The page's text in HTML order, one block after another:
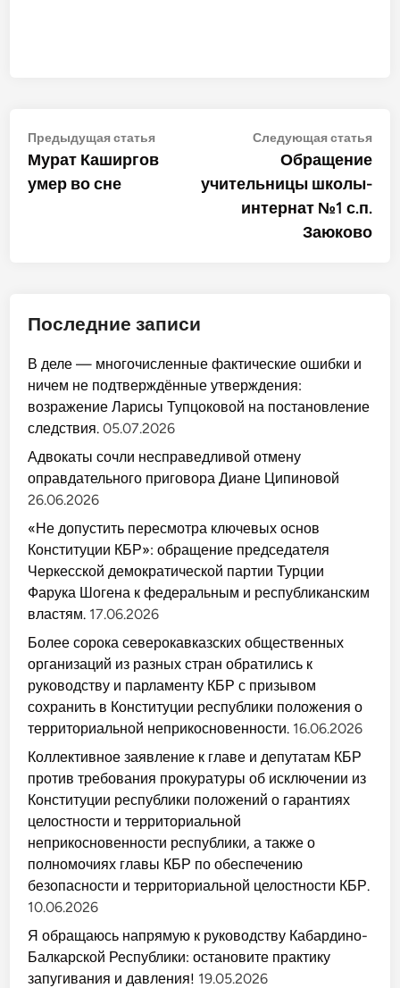
Навигация
по
записям
Предыдущая статьяПредыдущая
статья:
Мурат Каширгов
умер во сне
Следующая статья
Обращение
учительницы школы-
интернат №1 с.п.
Заюково
Последние записи
В деле — многочисленные фактические ошибки и
ничем не подтверждённые утверждения:
возражение Ларисы Тупцоковой на постановление
следствия. 05.07.2026
Адвокаты сочли несправедливой отмену
оправдательного приговора Диане Ципиновой
26.06.2026
«Не допустить пересмотра ключевых основ
Конституции КБР»: обращение председателя
Черкесской демократической партии Турции
Фарука Шогена к федеральным и республиканским
властям. 17.06.2026
Более сорока северокавказских общественных
организаций из разных стран обратились к
руководству и парламенту КБР с призывом
сохранить в Конституции республики положения о
территориальной неприкосновенности. 16.06.2026
Коллективное заявление к главе и депутатам КБР
против требования прокуратуры об исключении из
Конституции республики положений о гарантиях
целостности и территориальной
неприкосновенности республики, а также о
полномочиях главы КБР по обеспечению
безопасности и территориальной целостности КБР.
10.06.2026
Я обращаюсь напрямую к руководству Кабардино-
Балкарской Республики: остановите практику
запугивания и давления! 19.05.2026